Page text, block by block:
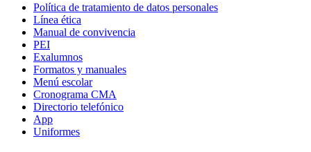
Política de tratamiento de datos personales
Línea ética
Manual de convivencia
PEI
Exalumnos
Formatos y manuales
Menú escolar
Cronograma CMA
Directorio telefónico
App
Uniformes